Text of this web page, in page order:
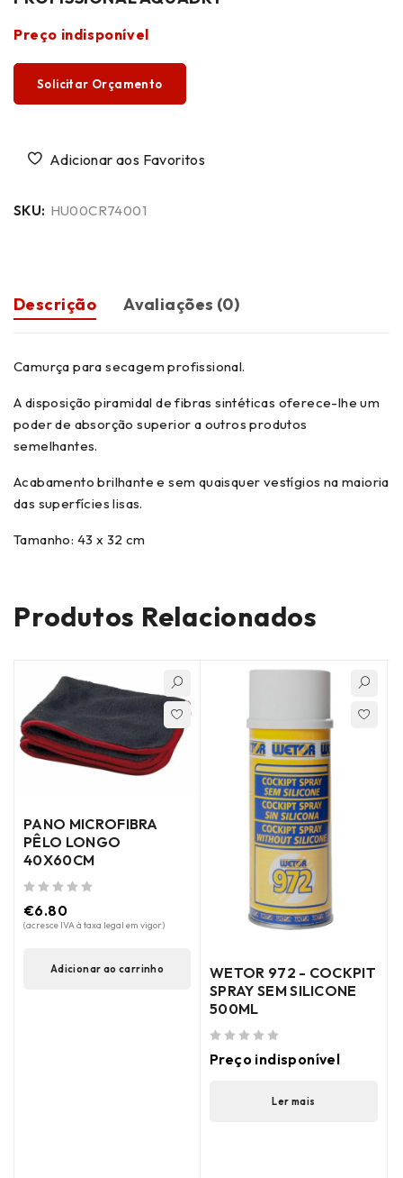
Preço indisponível
Solicitar Orçamento
SKU: HU00CR74001
Descrição Avaliações (0)
Camurça para secagem profissional.
A disposição piramidal de fibras sintéticas oferece-lhe um
poder de absorção superior a outros produtos
semelhantes.
Acabamento brilhante e sem quaisquer vestígios na maioria
das superfícies lisas.
Tamanho: 43 x 32 cm
Produtos Relacionados
PANO MICROFIBRA
PÊLO LONGO
40X60CM
€6.80
(acresce IVA à taxa legal em vigor)
Adicionar ao carrinho
WETOR 972 - COCKPIT
SPRAY SEM SILICONE
500ML
Preço indisponível
Ler mais